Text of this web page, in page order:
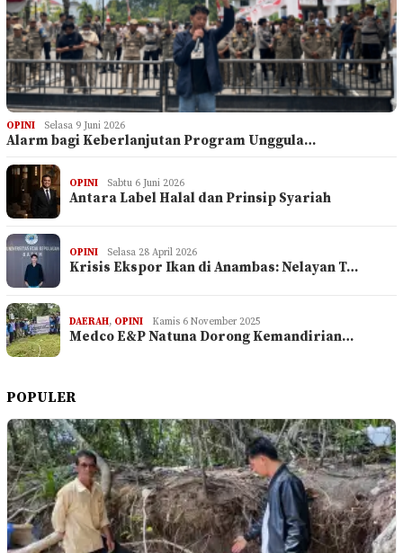
OPINI Selasa 9 Juni 2026
Alarm bagi Keberlanjutan Program Unggula…
OPINI Sabtu 6 Juni 2026
Antara Label Halal dan Prinsip Syariah
OPINI Selasa 28 April 2026
Krisis Ekspor Ikan di Anambas: Nelayan T…
DAERAH, OPINI Kamis 6 November 2025
Medco E&P Natuna Dorong Kemandirian…
POPULER